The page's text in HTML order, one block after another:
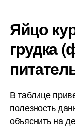
Яйцо
грудка
В таблице
полезность
объяснить на